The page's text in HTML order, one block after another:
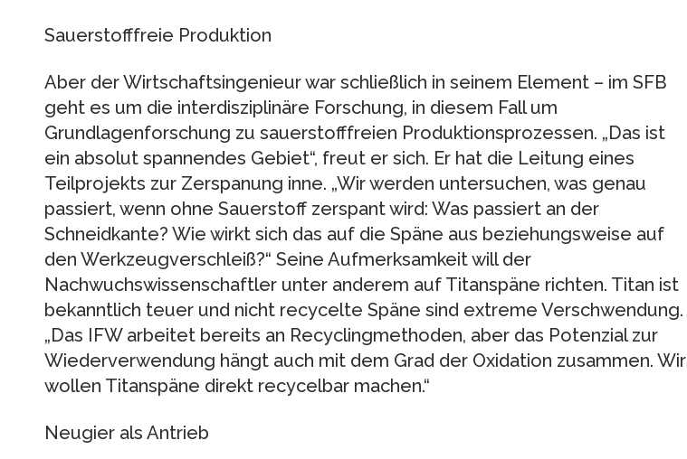
Sauerstofffreie Produktion
Aber der Wirtschaftsingenieur war schließlich in seinem Element – im SFB
geht es um die interdisziplinäre Forschung, in diesem Fall um
Grundlagenforschung zu sauerstofffreien Produktionsprozessen. „Das ist
ein absolut spannendes Gebiet“, freut er sich. Er hat die Leitung eines
Teilprojekts zur Zerspanung inne. „Wir werden untersuchen, was genau
passiert, wenn ohne Sauerstoff zerspant wird: Was passiert an der
Schneidkante? Wie wirkt sich das auf die Späne aus beziehungsweise auf
den Werkzeugverschleiß?“ Seine Aufmerksamkeit will der
Nachwuchswissenschaftler unter anderem auf Titanspäne richten. Titan ist
bekanntlich teuer und nicht recycelte Späne sind extreme Verschwendung.
„Das IFW arbeitet bereits an Recyclingmethoden, aber das Potenzial zur
Wiederverwendung hängt auch mit dem Grad der Oxidation zusammen. Wir
wollen Titanspäne direkt recycelbar machen.“
Neugier als Antrieb